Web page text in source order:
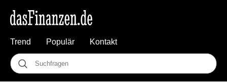
Trend Populär Kontakt